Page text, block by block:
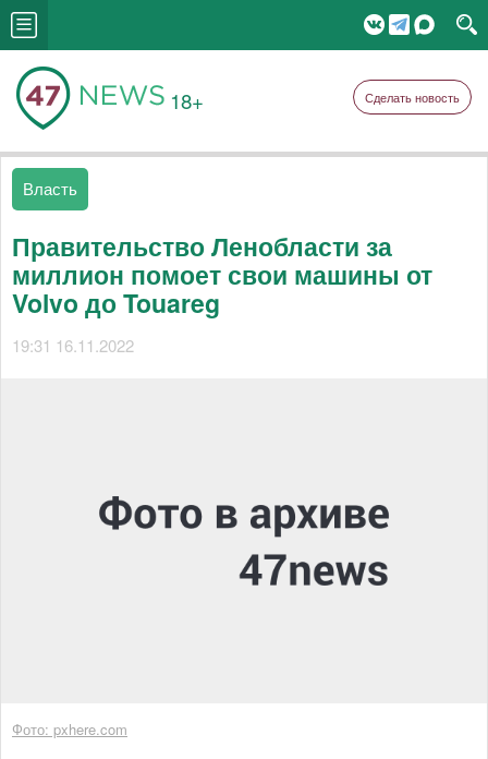
18+ Сделать новость
Власть
Правительство Ленобласти за
миллион помоет свои машины от
Volvo до Touareg
19:31 16.11.2022
Фото: pxhere.com